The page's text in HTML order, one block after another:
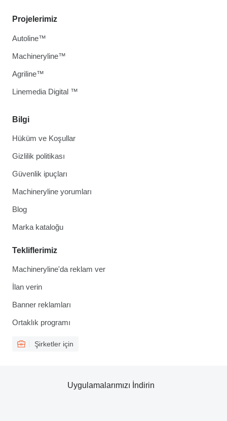
Bilgi
Hüküm ve Koşullar
Gizlilik politikası
Güvenlik ipuçları
Machineryline yorumları
Blog
Marka kataloğu
Tekliflerimiz
Machineryline'da reklam ver
İlan verin
Banner reklamları
Ortaklık programı
Şirketler için
Projelerimiz
Autoline™
Machineryline™
Agriline™
Linemedia Digital ™
Uygulamalarımızı İndirin